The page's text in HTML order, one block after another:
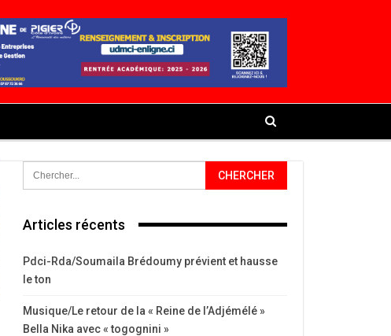
Articles récents
Pdci-Rda/Soumaila Brédoumy prévient et hausse
le ton
Musique/Le retour de la « Reine de l’Adjémélé »
Bella Nika avec « togognini »